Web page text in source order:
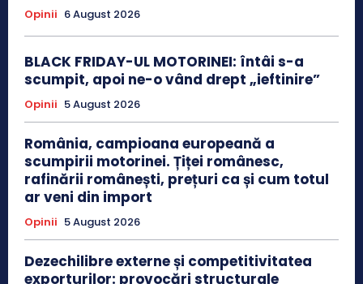
Opinii 6 August 2026
BLACK FRIDAY-UL MOTORINEI: întâi s-a
scumpit, apoi ne-o vând drept „ieftinire”
Opinii 5 August 2026
România, campioana europeană a
scumpirii motorinei. Țiței românesc,
rafinării românești, prețuri ca și cum totul
ar veni din import
Opinii 5 August 2026
Dezechilibre externe și competitivitatea
exporturilor: provocări structurale